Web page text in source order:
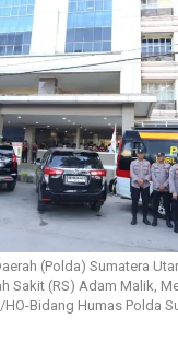
(Polda) Sumatera
Sakit (RS) Adam Malik,
Bidang Humas Polda